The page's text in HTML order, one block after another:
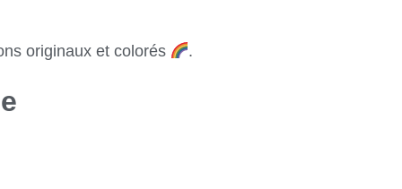
originaux et colorés .